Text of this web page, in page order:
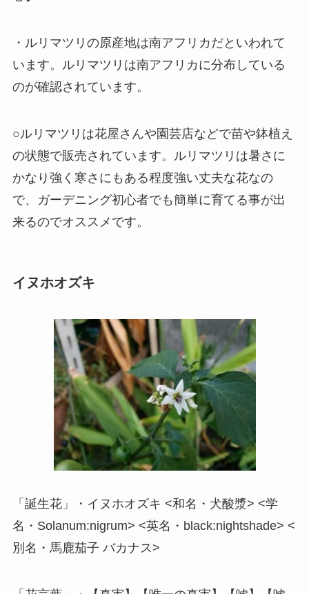
・ルリマツリの原産地は南アフリカだといわれて
います。ルリマツリは南アフリカに分布している
のが確認されています。
○ルリマツリは花屋さんや園芸店などで苗や鉢植え
の状態で販売されています。ルリマツリは暑さに
かなり強く寒さにもある程度強い丈夫な花なの
で、ガーデニング初心者でも簡単に育てる事が出
来るのでオススメです。
イヌホオズキ
「誕生花」・イヌホオズキ <和名・犬酸漿> <学
名・Solanum:nigrum> <英名・black:nightshade> <
別名・馬鹿茄子 バカナス>